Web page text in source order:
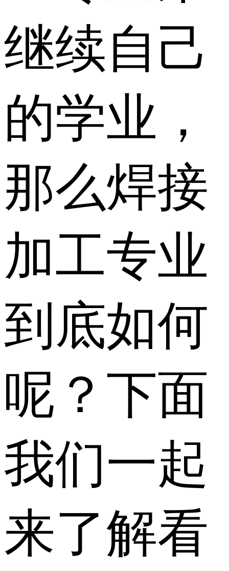
继续自己
的学业，
那么焊接
加工专业
到底如何
呢？下面
我们一起
来了解看